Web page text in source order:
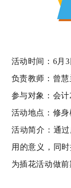
活动时间：6月3
负责教师：曾慧
参与对象：会计
活动地点：修身
活动简介：通
用的意义，同
为插花活动做前